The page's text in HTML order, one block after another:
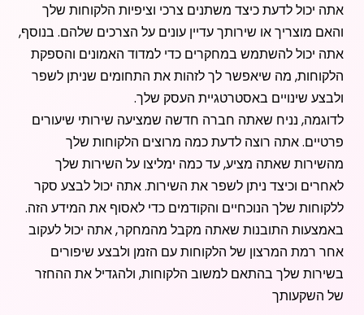
אתה יכול לדעת כיצד משתנים צרכי וציפיות הלקוחות שלך
והאם מוצריך או שירותך עדיין עונים על הצרכים שלהם. בנוסף,
אתה יכול להשתמש במחקרים כדי למדוד האמונים והספקת
הלקוחות, מה שיאפשר לך לזהות את התחומים שניתן לשפר
ולבצע שינויים באסטרטגיית העסק שלך.
לדוגמה, נניח שאתה חברה חדשה שמציעה שירותי שיעורים
פרטיים. אתה רוצה לדעת כמה מרוצים הלקוחות שלך
מהשירות שאתה מציע, עד כמה ימליצו על השירות שלך
לאחרים וכיצד ניתן לשפר את השירות. אתה יכול לבצע סקר
ללקוחות שלך הנוכחיים והקודמים כדי לאסוף את המידע הזה.
באמצעות התובנות שאתה מקבל מהמחקר, אתה יכול לעקוב
אחר רמת המרצון של הלקוחות עם הזמן ולבצע שיפורים
בשירות שלך בהתאם למשוב הלקוחות, ולהגדיל את ההחזר
של השקעותך